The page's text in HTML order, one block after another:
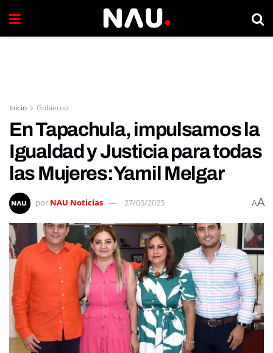
Inicio Gobierno
En Tapachula, impulsamos la
Igualdad y Justicia para todas
las Mujeres:Yamil Melgar
por NAU Noticias 27/05/2025 AA